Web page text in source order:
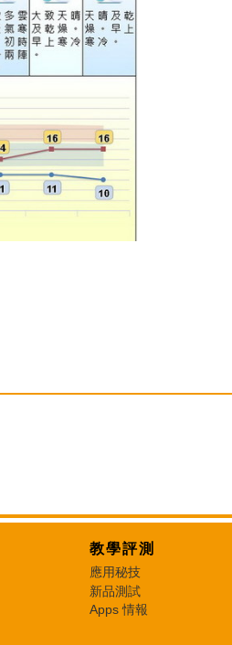
教學評測
應用秘技
新品測試
Apps 情報